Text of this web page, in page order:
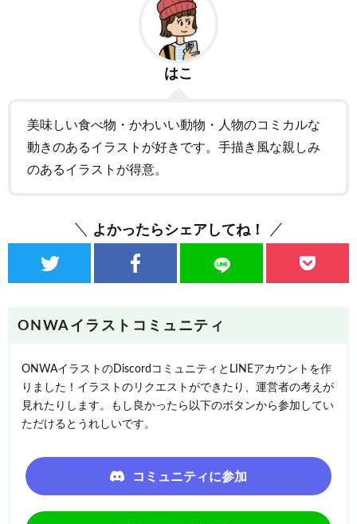
はこ
美味しい食べ物・かわいい動物・人物のコミカルな
動きのあるイラストが好きです。手描き風な親しみ
のあるイラストが得意。
よかったらシェアしてね！
ONWAイラストコミュニティ
ONWAイラストのDiscordコミュニティとLINEアカウントを作
りました！イラストのリクエストができたり、運営者の考えが
見れたりします。もし良かったら以下のボタンから参加してい
ただけるとうれしいです。
コミュニティに参加